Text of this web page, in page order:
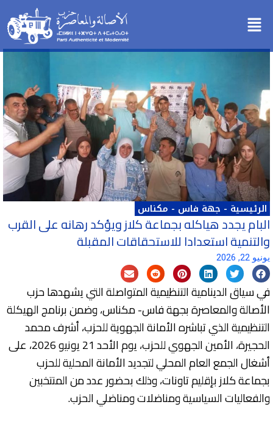
إلىMenu
الرئيسية - جهة فاس - مكناس
البام يجدد هياكله بجماعة كلاز ويؤكد رهانه على القرب
والتنمية استعدادا للاستحقاقات المقبلة
يونيو 22, 2026
في سياق الدينامية التنظيمية المتواصلة التي يشهدها حزب
الأصالة والمعاصرة بجهة فاس- مكناس، وضمن برنامج الهيكلة
التنظيمية الذي تباشره الأمانة الجهوية للحزب، أشرف محمد
الحجيرة، الأمين الجهوي للحزب، يوم الأحد 21 يونيو 2026، على
أشغال الجمع العام المحلي لتجديد الأمانة المحلية للحزب
بجماعة كلاز بإقليم تاونات، وذلك بحضور عدد من المنتخبين
والفعاليات السياسية ومناضلات ومناضلي الحزب.